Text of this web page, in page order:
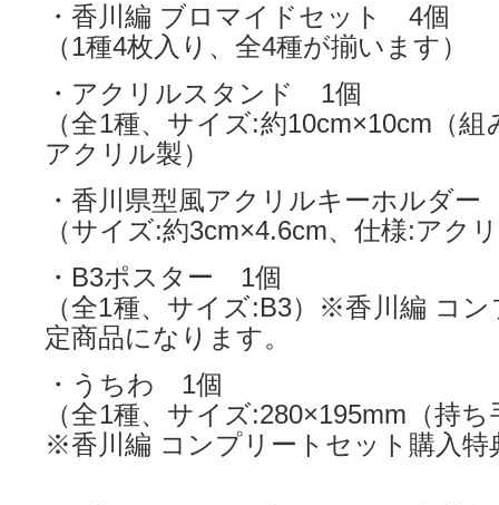
・香川編 ブロマイドセット 4個
（1種4枚入り、全4種が揃います）
・アクリルスタンド 1個
（全1種、サイズ:約10cm×10cm（
アクリル製）
・香川県型風アクリルキーホルダ
（サイズ:約3cm×4.6cm、仕様:アク
・B3ポスター 1個
（全1種、サイズ:B3）※香川編 コ
定商品になります。
・うちわ 1個
（全1種、サイズ:280×195mm（持
※香川編 コンプリートセット購入特